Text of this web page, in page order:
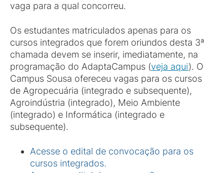
vaga para a qual concorreu.
Os estudantes matriculados apenas para os
cursos integrados que forem oriundos desta 3ª
chamada devem se inserir, imediatamente, na
programação do AdaptaCampus (veja aqui). O
Campus Sousa ofereceu vagas para os cursos
de Agropecuária (integrado e subsequente),
Agroindústria (integrado), Meio Ambiente
(integrado) e Informática (integrado e
subsequente).
Acesse o edital de convocação para os
cursos integrados.